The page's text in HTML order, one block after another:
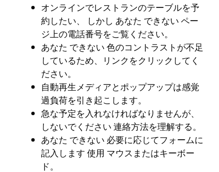
オンラインでレストランのテーブルを予
約したい、 しかし あなた できないペー
ジ上の電話番号をご覧ください。
あなた できない色のコントラストが不足
しているため、リンクをクリックしてく
ださい。
自動再生メディアとポップアップは感覚
過負荷を引き起こします。
急な予定を入れなければなりませんが、
しないでください連絡方法を理解する。
あなた できない必要に応じてフォームに
記入します使用 マウスまたはキーボー
ド。